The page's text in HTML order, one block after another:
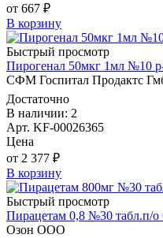
от 667 ₽
В корзину
Быстрый просмотр
Пирогенал 50мкг 1мл №10
СФМ Госпитал Продактс
Достаточно
В наличии: 2
Арт. KF-00026365
Цена
от 2 377 ₽
В корзину
Быстрый просмотр
Пирацетам 0,8 №30 табл.п/о
Озон ООО